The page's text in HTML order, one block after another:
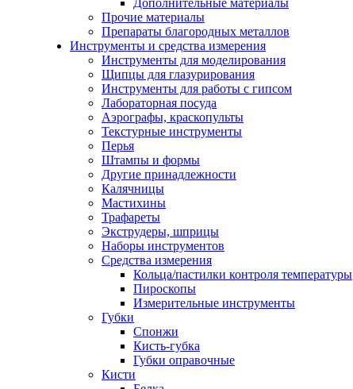
Дополнительные материалы
Прочие материалы
Препараты благородных металлов
Инструменты и средства измерения
Инструменты для моделирования
Щипцы для глазурирования
Инструменты для работы с гипсом
Лабораторная посуда
Аэрографы, краскопульты
Текстурные инструменты
Перья
Штампы и формы
Другие принадлежности
Калячницы
Мастихины
Трафареты
Экструдеры, шприцы
Наборы инструментов
Средства измерения
Кольца/пастилки контроля температуры
Пироскопы
Измерительные инструменты
Губки
Спонжи
Кисть-губка
Губки оправочные
Кисти